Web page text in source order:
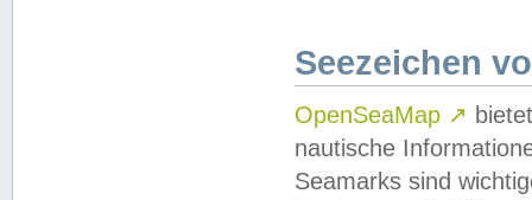
Seezeichen
OpenSeaMap ↗
nautische
Seamarks sind